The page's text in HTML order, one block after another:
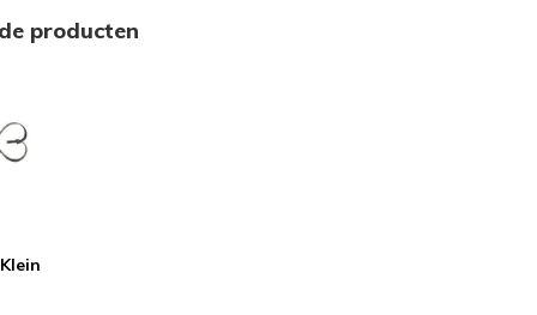
producten